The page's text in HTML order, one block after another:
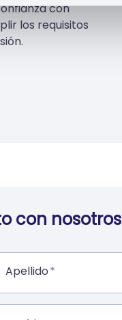
con
los requisitos
con nosotros
Apellido